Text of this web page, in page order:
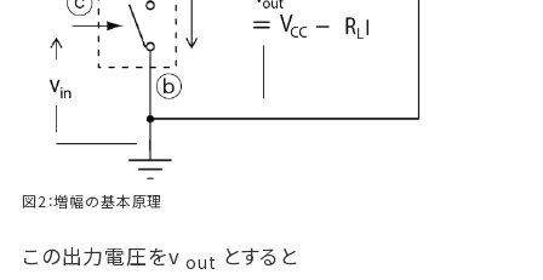
図2：増幅の基本原理
この出力電圧をvout とすると